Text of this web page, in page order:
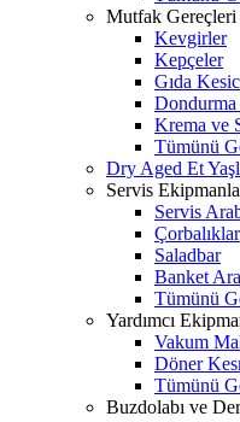
Mutfak Gereçleri
Kevgirler
Kepçeler
Gıda
Dondurma
Krema ve
Tümünü
Dry Aged Et
Servis
Servis
Çorbalıklar
Saladbar
Banket
Tümünü
Yardımcı
Vakum
Döner
Tümünü
Buzdolabı ve